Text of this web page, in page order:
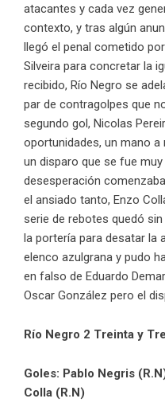
atacantes y cada vez
contexto, y tras algún
llegó el penal cometido
Silveira para concretar la
recibido, Río Negro se
par de contragolpes que
segundo gol, Nicolas
oportunidades, un mano a
un disparo que se fue
desesperación
el ansiado tanto, Enzo
serie de rebotes quedó
la portería para desatar la
elenco azulgrana y pudo
en falso de Eduardo
Oscar González pero el
Río Negro 2 Treinta y
Goles: Pablo Negris
Colla (R.N)